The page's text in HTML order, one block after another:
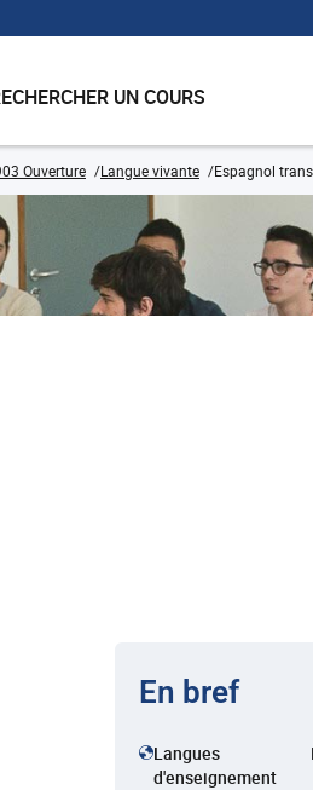
UN COURS
Ouverture Langue vivante Espagnol
En bref
Langues
d'enseignement